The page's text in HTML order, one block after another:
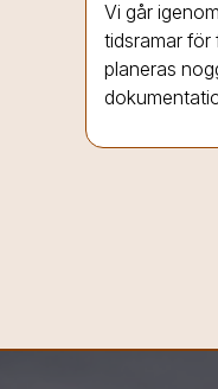
Vi går
tidsramar för
planeras